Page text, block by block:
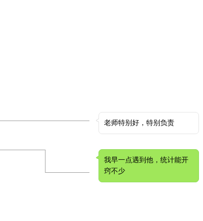
老师特别好，特别负责
我早一点遇到他，统计能开
窍不少